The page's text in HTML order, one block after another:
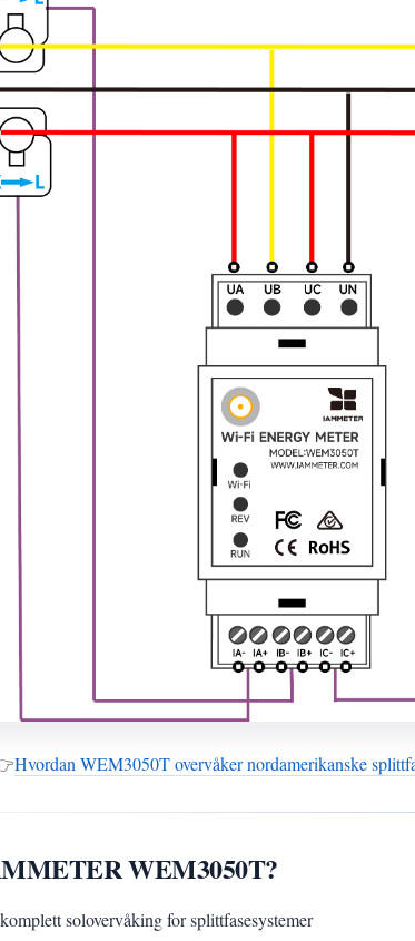
Hvordan WEM3050T overvåker nordamerikanske
WEM3050T?
solovervåking for splittfasesystemer